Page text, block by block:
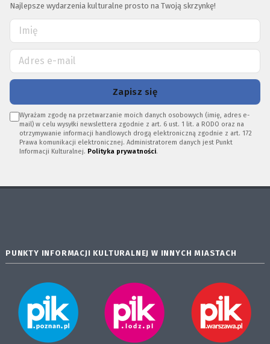
Najlepsze wydarzenia kulturalne prosto na Twoją skrzynkę!
Zapisz się
Wyrażam zgodę na przetwarzanie moich danych osobowych (imię, adres e-
mail) w celu wysyłki newslettera zgodnie z art. 6 ust. 1 lit. a RODO oraz na
otrzymywanie informacji handlowych drogą elektroniczną zgodnie z art. 172
Prawa komunikacji elektronicznej. Administratorem danych jest Punkt
Informacji Kulturalnej. Polityka prywatności.
PUNKTY INFORMACJI KULTURALNEJ W INNYCH MIASTACH